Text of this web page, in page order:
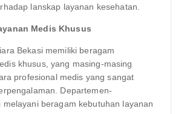
lanskap layanan kesehatan.
Medis Khusus
Bekasi memiliki beragam
khusus, yang masing-masing
profesional medis yang sangat
Departemen-
melayani beragam kebutuhan layanan